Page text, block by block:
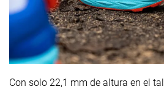
Con solo 22,1 mm de altura en el